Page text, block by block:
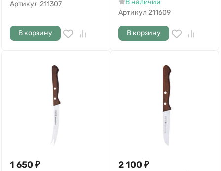
Артикул 211307
В корзину
В наличии
Артикул 211609
В корзину
1 650 ₽ 2 100 ₽